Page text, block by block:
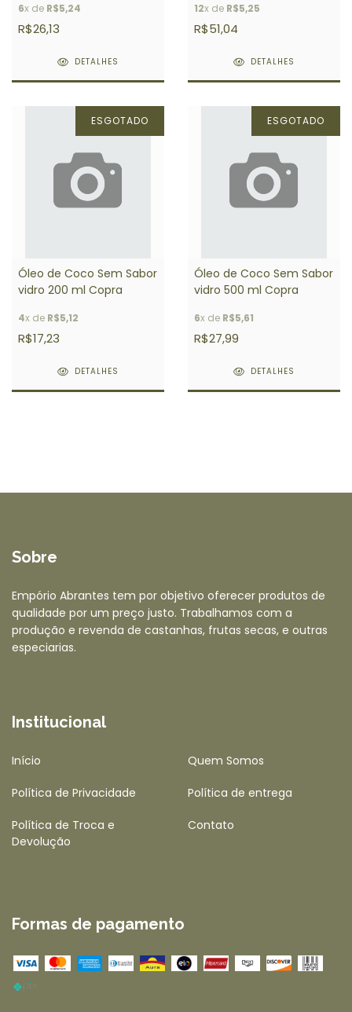
6x de R$5,24
R$26,13
DETALHES
12x de R$5,25
R$51,04
DETALHES
ESGOTADO
Óleo de Coco Sem Sabor
vidro 200 ml Copra
4x de R$5,12
R$17,23
DETALHES
ESGOTADO
Óleo de Coco Sem Sabor
vidro 500 ml Copra
6x de R$5,61
R$27,99
DETALHES
Sobre
Empório Abrantes tem por objetivo oferecer produtos de
qualidade por um preço justo. Trabalhamos com a
produção e revenda de castanhas, frutas secas, e outras
especiarias.
Institucional
Início Quem Somos
Política de Privacidade Política de entrega
Política de Troca e
Devolução
Contato
Formas de pagamento